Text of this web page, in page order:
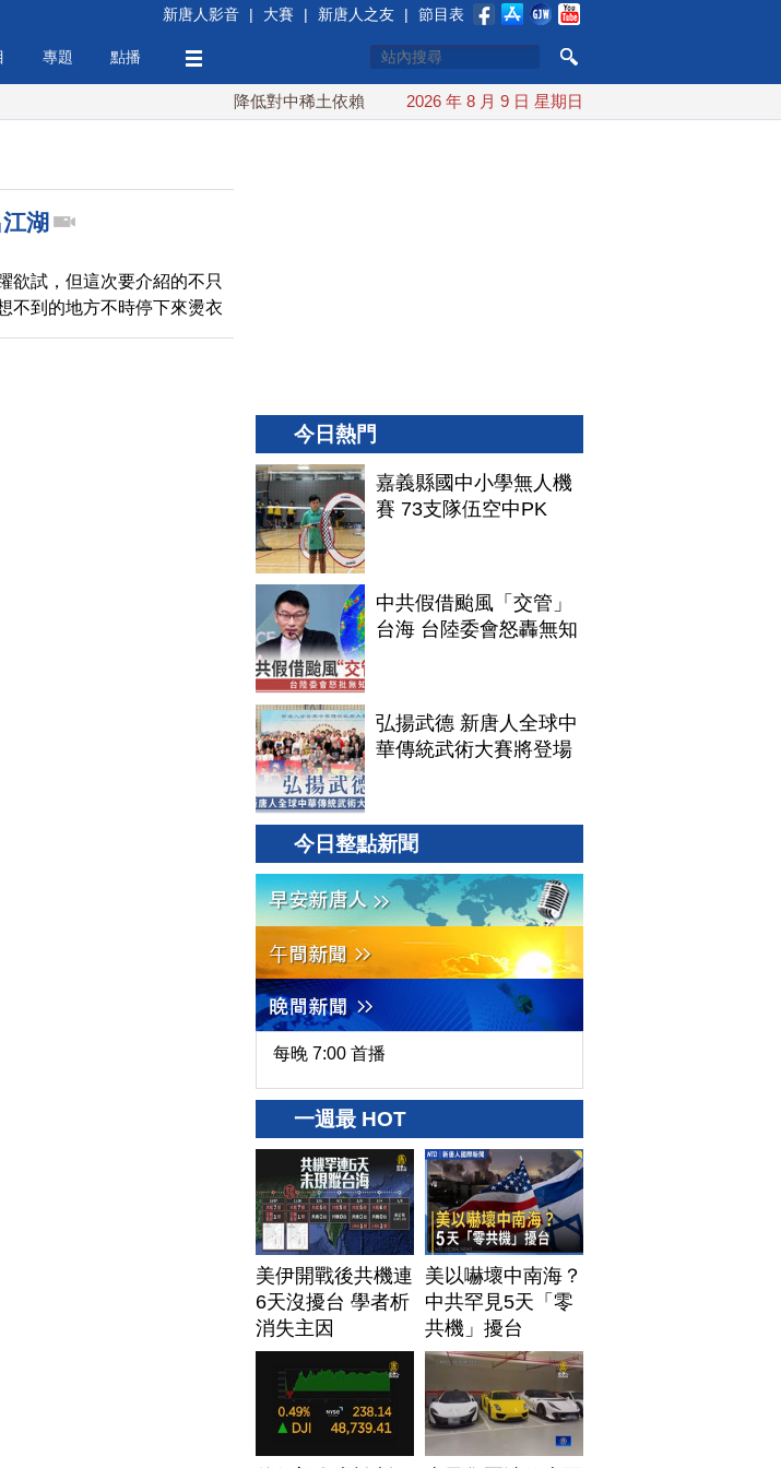
新唐人影音 | 大賽 | 新唐人之友 | 節目表
專題 點播
降低對中稀土依賴 川普宣布礦業投資20億美元
2026 年 8 月 9 日 星期日
湖
欲試，但這次要介紹的不只
不到的地方不時停下來燙衣
這件家事不再無聊。
今日熱門
嘉義縣國中小學無人機
賽 73支隊伍空中PK
中共假借颱風「交管」
台海 台陸委會怒轟無知
弘揚武德 新唐人全球中
華傳統武術大賽將登場
今日整點新聞
每晚 7:00 首播
一週最 HOT
美伊開戰後共機連
6天沒擾台 學者析
消失主因
美以嚇壞中南海？
中共罕見5天「零
共機」擾台